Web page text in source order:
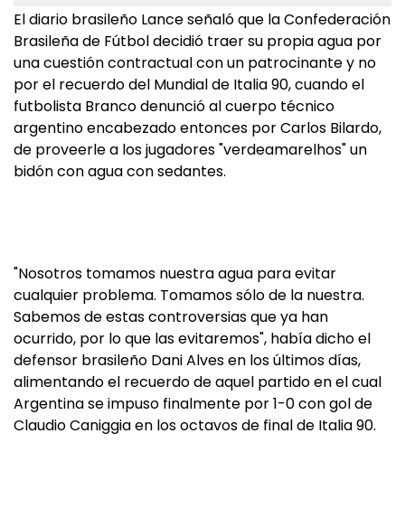
El diario brasileño Lance señaló que la Confederación
Brasileña de Fútbol decidió traer su propia agua por
una cuestión contractual con un patrocinante y no
por el recuerdo del Mundial de Italia 90, cuando el
futbolista Branco denunció al cuerpo técnico
argentino encabezado entonces por Carlos Bilardo,
de proveerle a los jugadores "verdeamarelhos" un
bidón con agua con sedantes.
"Nosotros tomamos nuestra agua para evitar
cualquier problema. Tomamos sólo de la nuestra.
Sabemos de estas controversias que ya han
ocurrido, por lo que las evitaremos", había dicho el
defensor brasileño Dani Alves en los últimos días,
alimentando el recuerdo de aquel partido en el cual
Argentina se impuso finalmente por 1-0 con gol de
Claudio Caniggia en los octavos de final de Italia 90.